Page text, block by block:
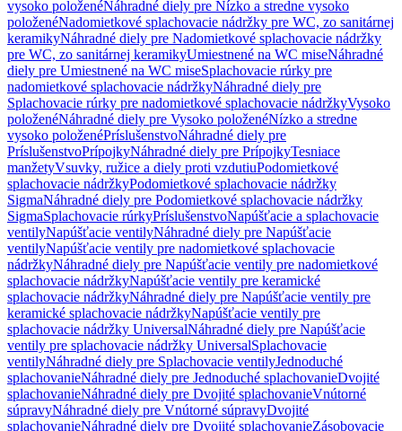
vysoko položenéNáhradné diely pre Nízko a stredne vysoko
položenéNadomietkové splachovacie nádržky pre WC, zo sanitárnej
keramikyNáhradné diely pre Nadomietkové splachovacie nádržky
pre WC, zo sanitárnej keramikyUmiestnené na WC miseNáhradné
diely pre Umiestnené na WC miseSplachovacie rúrky pre
nadomietkové splachovacie nádržkyNáhradné diely pre
Splachovacie rúrky pre nadomietkové splachovacie nádržkyVysoko
položenéNáhradné diely pre Vysoko položenéNízko a stredne
vysoko položenéPríslušenstvoNáhradné diely pre
PríslušenstvoPrípojkyNáhradné diely pre PrípojkyTesniace
manžetyVsuvky, ružice a diely proti vzdutiuPodomietkové
splachovacie nádržkyPodomietkové splachovacie nádržky
SigmaNáhradné diely pre Podomietkové splachovacie nádržky
SigmaSplachovacie rúrkyPríslušenstvoNapúšťacie a splachovacie
ventilyNapúšťacie ventilyNáhradné diely pre Napúšťacie
ventilyNapúšťacie ventily pre nadomietkové splachovacie
nádržkyNáhradné diely pre Napúšťacie ventily pre nadomietkové
splachovacie nádržkyNapúšťacie ventily pre keramické
splachovacie nádržkyNáhradné diely pre Napúšťacie ventily pre
keramické splachovacie nádržkyNapúšťacie ventily pre
splachovacie nádržky UniversalNáhradné diely pre Napúšťacie
ventily pre splachovacie nádržky UniversalSplachovacie
ventilyNáhradné diely pre Splachovacie ventilyJednoduché
splachovanieNáhradné diely pre Jednoduché splachovanieDvojité
splachovanieNáhradné diely pre Dvojité splachovanieVnútorné
súpravyNáhradné diely pre Vnútorné súpravyDvojité
splachovanieNáhradné diely pre Dvojité splachovanieZásobovacie